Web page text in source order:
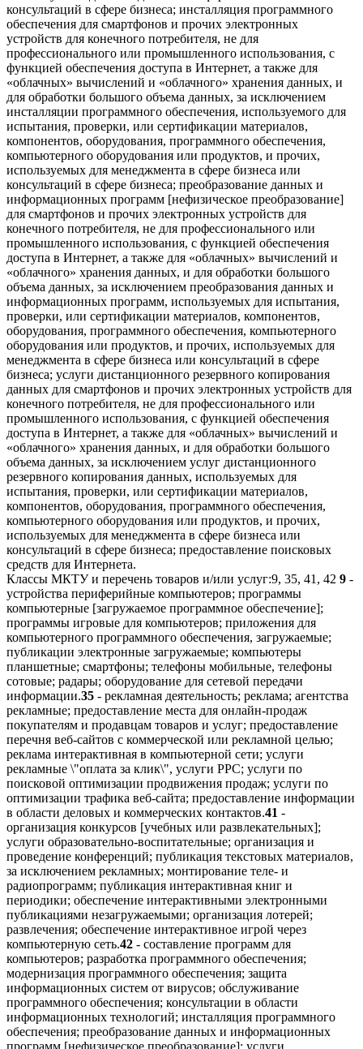
консультаций в сфере бизнеса; инсталляция программного
обеспечения для смартфонов и прочих электронных
устройств для конечного потребителя, не для
профессионального или промышленного использования, с
функцией обеспечения доступа в Интернет, а также для
«облачных» вычислений и «облачного» хранения данных, и
для обработки большого объема данных, за исключением
инсталляции программного обеспечения, используемого для
испытания, проверки, или сертификации материалов,
компонентов, оборудования, программного обеспечения,
компьютерного оборудования или продуктов, и прочих,
используемых для менеджмента в сфере бизнеса или
консультаций в сфере бизнеса; преобразование данных и
информационных программ [нефизическое преобразование]
для смартфонов и прочих электронных устройств для
конечного потребителя, не для профессионального или
промышленного использования, с функцией обеспечения
доступа в Интернет, а также для «облачных» вычислений и
«облачного» хранения данных, и для обработки большого
объема данных, за исключением преобразования данных и
информационных программ, используемых для испытания,
проверки, или сертификации материалов, компонентов,
оборудования, программного обеспечения, компьютерного
оборудования или продуктов, и прочих, используемых для
менеджмента в сфере бизнеса или консультаций в сфере
бизнеса; услуги дистанционного резервного копирования
данных для смартфонов и прочих электронных устройств для
конечного потребителя, не для профессионального или
промышленного использования, с функцией обеспечения
доступа в Интернет, а также для «облачных» вычислений и
«облачного» хранения данных, и для обработки большого
объема данных, за исключением услуг дистанционного
резервного копирования данных, используемых для
испытания, проверки, или сертификации материалов,
компонентов, оборудования, программного обеспечения,
компьютерного оборудования или продуктов, и прочих,
используемых для менеджмента в сфере бизнеса или
консультаций в сфере бизнеса; предоставление поисковых
средств для Интернета.
Классы МКТУ и перечень товаров и/или услуг:9, 35, 41, 42 9 -
устройства периферийные компьютеров; программы
компьютерные [загружаемое программное обеспечение];
программы игровые для компьютеров; приложения для
компьютерного программного обеспечения, загружаемые;
публикации электронные загружаемые; компьютеры
планшетные; смартфоны; телефоны мобильные, телефоны
сотовые; радары; оборудование для сетевой передачи
информации.35 - рекламная деятельность; реклама; агентства
рекламные; предоставление места для онлайн-продаж
покупателям и продавцам товаров и услуг; предоставление
перечня веб-сайтов с коммерческой или рекламной целью;
реклама интерактивная в компьютерной сети; услуги
рекламные \"оплата за клик\", услуги PPC; услуги по
поисковой оптимизации продвижения продаж; услуги по
оптимизации трафика веб-сайта; предоставление информации
в области деловых и коммерческих контактов.41 -
организация конкурсов [учебных или развлекательных];
услуги образовательно-воспитательные; организация и
проведение конференций; публикация текстовых материалов,
за исключением рекламных; монтирование теле- и
радиопрограмм; публикация интерактивная книг и
периодики; обеспечение интерактивными электронными
публикациями незагружаемыми; организация лотерей;
развлечения; обеспечение интерактивное игрой через
компьютерную сеть.42 - составление программ для
компьютеров; разработка программного обеспечения;
модернизация программного обеспечения; защита
информационных систем от вирусов; обслуживание
программного обеспечения; консультации в области
информационных технологий; инсталляция программного
обеспечения; преобразование данных и информационных
программ [нефизическое преобразование]; услуги